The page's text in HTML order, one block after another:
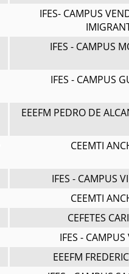
IFES- CAMPUS
IFES - CAMPUS
IFES - CAMPUS
EEEFM PEDRO DE
CEEMTI
IFES - CAMPUS
CEEMTI
CEFETES
IFES - CAMPUS
EEEFM